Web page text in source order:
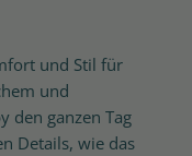
und Stil für
und
den ganzen Tag
Details, wie das